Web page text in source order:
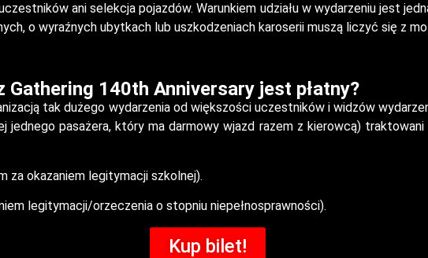
ani selekcja pojazdów. Warunkiem udziału w wydarzeniu jest
o wyraźnych ubytkach lub uszkodzeniach karoserii muszą liczyć się z
Gathering 140th Anniversary jest płatny?
tak dużego wydarzenia od większości uczestników i widzów
jednego pasażera, który ma darmowy wjazd razem z kierowcą)
za okazaniem legitymacji szkolnej).
legitymacji/orzeczenia o stopniu niepełnosprawności).
Kup bilet!